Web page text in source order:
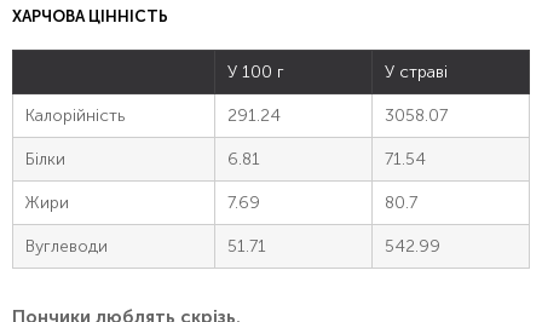
ХАРЧОВА ЦІННІСТЬ
У 100 г У страві
Калорійність 291.24 3058.07
Білки 6.81 71.54
Жири 7.69 80.7
Вуглеводи 51.71 542.99